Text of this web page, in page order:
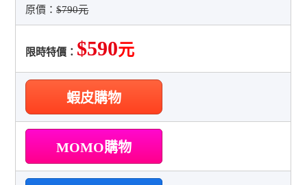
原價：$790元
限時特價： $590元
蝦皮購物
MOMO購物